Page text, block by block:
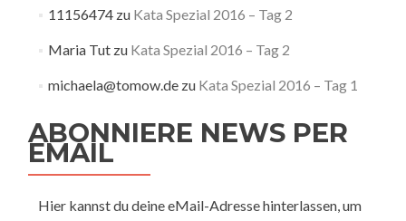
11156474zu Kata Spezial 2016 – Tag 2
Maria Tutzu Kata Spezial 2016 – Tag 2
michaela@tomow.dezu Kata Spezial 2016 – Tag 1
ABONNIERE NEWS PER
EMAIL
Hier kannst du deine eMail-Adresse hinterlassen, um